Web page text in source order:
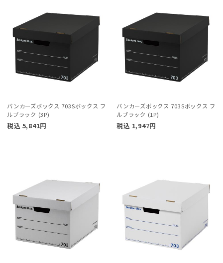
バンカーズボックス 703Sボックス フ
ルブラック (3P)
税込 5,841円
バンカーズボックス 703Sボックス フ
ルブラック (1P)
税込 1,947円